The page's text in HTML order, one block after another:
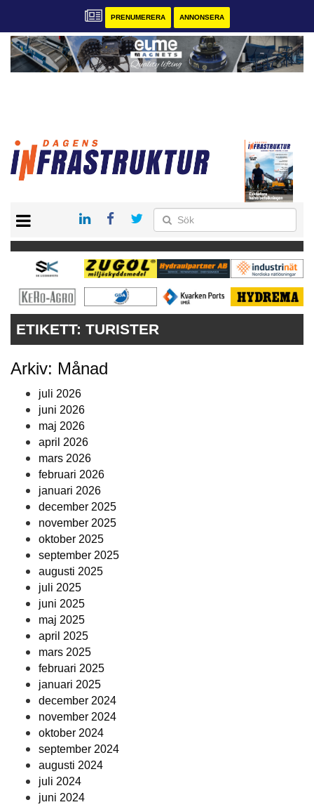
PRENUMERERA ANNONSERA
KONTAKT
VÅRA ANDRA MAGASIN
PRENUMERERA
ANNONSERA
ETIKETT: TURISTER
Arkiv: Månad
juli 2026
juni 2026
maj 2026
april 2026
mars 2026
februari 2026
januari 2026
december 2025
november 2025
oktober 2025
september 2025
augusti 2025
juli 2025
juni 2025
maj 2025
april 2025
mars 2025
februari 2025
januari 2025
december 2024
november 2024
oktober 2024
september 2024
augusti 2024
juli 2024
juni 2024